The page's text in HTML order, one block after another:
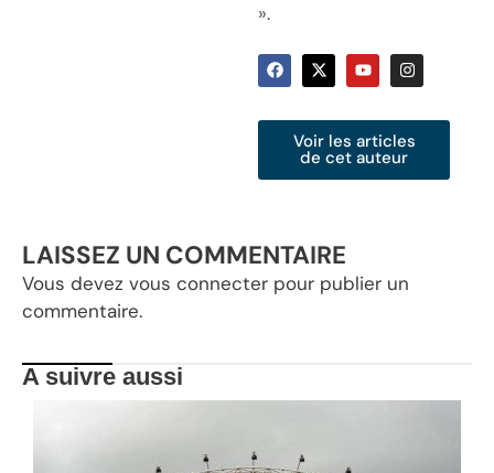
».
Voir les articles
de cet auteur
LAISSEZ UN COMMENTAIRE
Vous devez vous connecter pour publier un
commentaire.
A suivre aussi